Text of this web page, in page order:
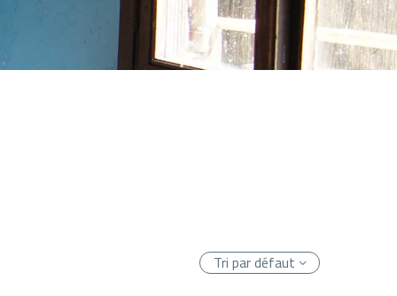
Tri par défaut